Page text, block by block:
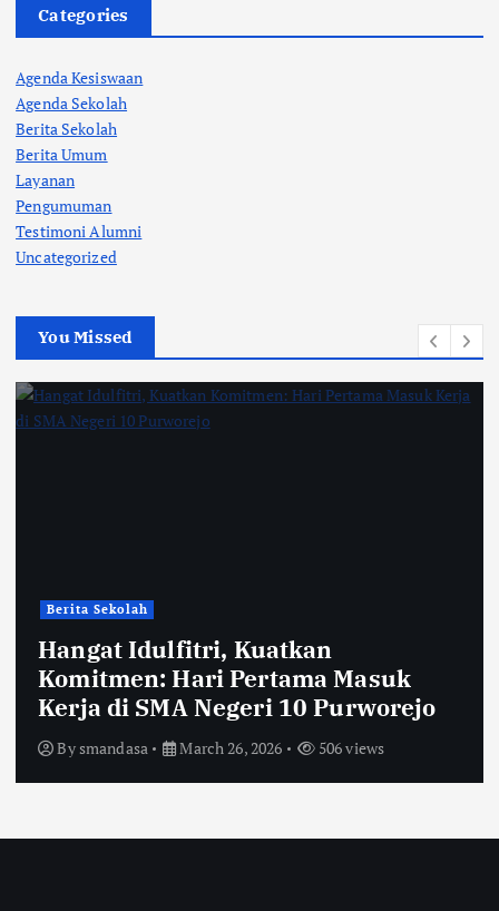
Categories
Agenda Kesiswaan
Agenda Sekolah
Berita Sekolah
Berita Umum
Layanan
Pengumuman
Testimoni Alumni
Uncategorized
You Missed
Berita Sekolah
Hangat Idulfitri, Kuatkan
Komitmen: Hari Pertama Masuk
Kerja di SMA Negeri 10 Purworejo
Bysmandasa March 26, 2026 506 views